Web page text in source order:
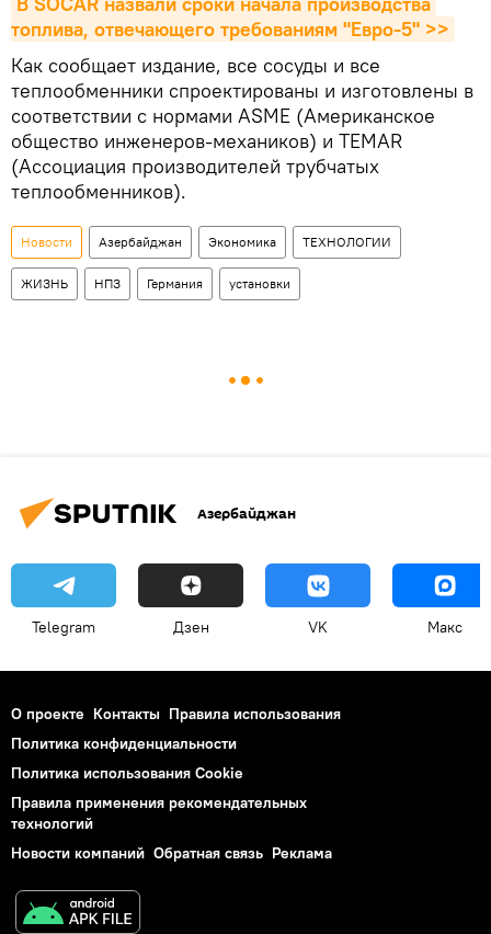
топлива, отвечающего требованиям "Евро-5" >>
Как сообщает издание, все сосуды и все
теплообменники спроектированы и изготовлены в
соответствии с нормами ASME (Американское
общество инженеров-механиков) и TEMAR
(Ассоциация производителей трубчатых
теплообменников).
Новости Азербайджан Экономика ТЕХНОЛОГИИ
ЖИЗНЬ НПЗ Германия установки
Азербайджан
Telegram Дзен VK Макс
О проекте Контакты Правила использования
Политика конфиденциальности
Политика использования Cookie
Правила применения рекомендательных
технологий
Новости компаний Обратная связь Реклама